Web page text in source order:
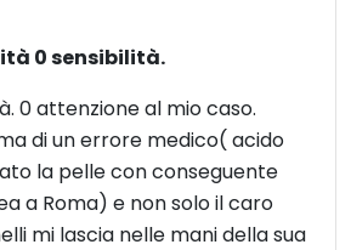
0 sensibilità.
0 attenzione al mio caso.
di un errore medico( acido
la pelle con conseguente
a Roma) e non solo il caro
mi lascia nelle mani della sua